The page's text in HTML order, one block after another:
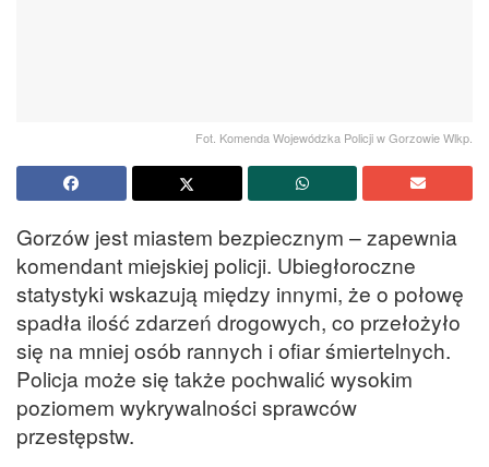
Fot. Komenda Wojewódzka Policji w Gorzowie Wlkp.
Gorzów jest miastem bezpiecznym – zapewnia
komendant miejskiej policji. Ubiegłoroczne
statystyki wskazują między innymi, że o połowę
spadła ilość zdarzeń drogowych, co przełożyło
się na mniej osób rannych i ofiar śmiertelnych.
Policja może się także pochwalić wysokim
poziomem wykrywalności sprawców
przestępstw.